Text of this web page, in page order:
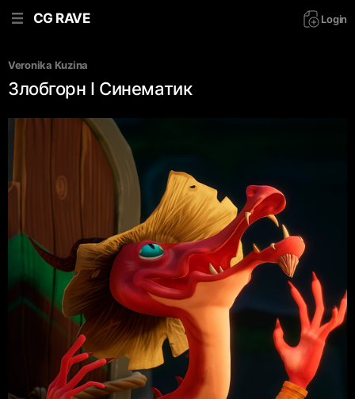
CG RAVE Login
Veronika Kuzina
Злобгорн I Синематик